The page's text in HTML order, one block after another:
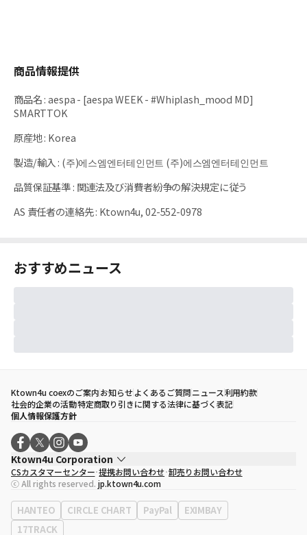
商品情報提供
商品名:aespa - [aespa WEEK - #Whiplash_mood MD]
SMARTTOK
原産地: Korea
製造/輸入 : (주)에스엠엔터테인먼트 (주)에스엠엔터테인먼트
品質保証基準: 関連法及び消費者紛争の解決規定に従う
AS 責任者の連絡先: Ktown4u, 02-552-0978
おすすめニュース
Ktown4u coexのご案内お知らせよくあるご質問ニュース利用約款
社会的企業の活動特定商取り引きに関する法律に基づく表記
個人情報保護方針
Ktown4u Corporation
代表取締役
ソン・ヒョミン
事業者登録番号120-87-71116
eContext
0120-23-7523
事務所住所
ソウル特別市江南区永東大路513、3階(三成洞、coex)
CSカスタマーセンター 提携お問い合わせ 卸売りお問い合わせ
ⓒ All rights reserved. jp.ktown4u.com
HANTEO CIRCLE CHART PayPal
EXIMBAY
17TRACK